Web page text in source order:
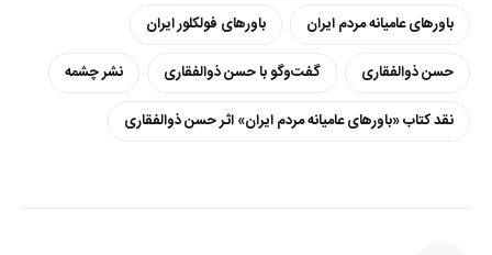
باورهای عامیانه مردم ایران
باورهای فولکلور ایران
حسن ذوالفقاری
گفت‌وگو با حسن ذوالفقاری
نشر چشمه
نقد کتاب «باورهای عامیانه مردم ایران» اثر حسن ذوالفقاری